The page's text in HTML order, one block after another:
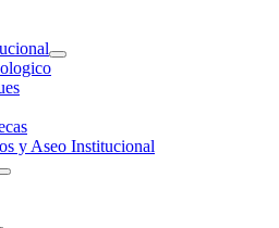
y Aseo Institucional